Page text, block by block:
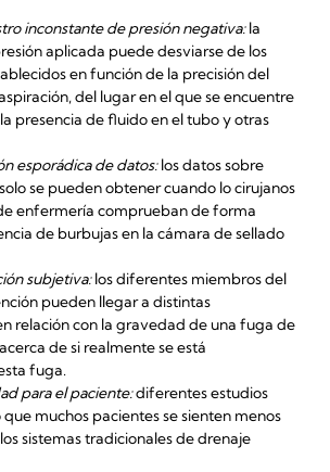
inconstante de presión negativa:la
aplicada puede desviarse de los
en función de la precisión del
del lugar en el que se encuentre
presencia de fluido en el tubo y otras
esporádica de datos:los datos sobre
se pueden obtener cuando lo cirujanos
enfermería comprueban de forma
de burbujas en la cámara de sellado
subjetiva:los diferentes miembros del
pueden llegar a distintas
relación con la gravedad de una fuga de
de si realmente se está
fuga.
para el paciente:diferentes estudios
muchos pacientes se sienten menos
sistemas tradicionales de drenaje